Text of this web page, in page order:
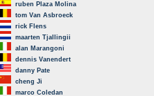
ruben Plaza Molina
tom Van Asbroeck
rick Flens
maarten Tjallingii
alan Marangoni
dennis Vanendert
danny Pate
cheng Ji
marco Coledan